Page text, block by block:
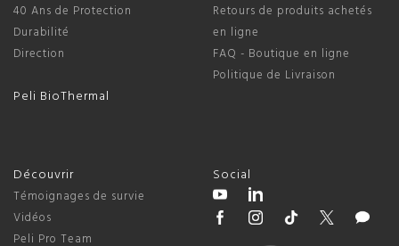
40 Ans de Protection
Durabilité
Direction
Peli BioThermal
Retours de produits achetés
en ligne
FAQ - Boutique en ligne
Politique de Livraison
Découvrir
Témoignages de survie
Vidéos
Peli Pro Team
Social